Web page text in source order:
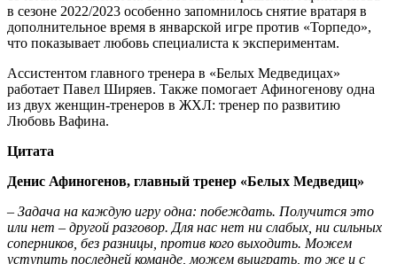
в сезоне 2022/2023 особенно запомнилось снятие вратаря в
дополнительное время в январской игре против «Торпедо»,
что показывает любовь специалиста к экспериментам.
Ассистентом главного тренера в «Белых Медведицах»
работает Павел Ширяев. Также помогает Афиногенову одна
из двух женщин-тренеров в ЖХЛ: тренер по развитию
Любовь Вафина.
Цитата
Денис Афиногенов, главный тренер «Белых Медведиц»
– Задача на каждую игру одна: побеждать. Получится это
или нет – другой разговор. Для нас нет ни слабых, ни сильных
соперников, без разницы, против кого выходить. Можем
уступить последней команде, можем выиграть, то же и с